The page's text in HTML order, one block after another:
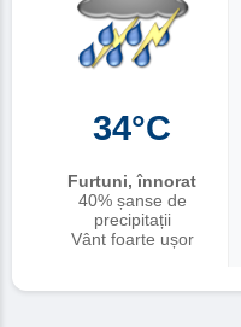
34°C
Furtuni, înnorat
40% șanse de
precipitații
Vânt foarte ușor